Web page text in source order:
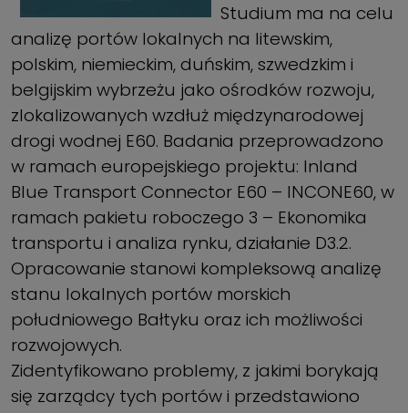
Studium ma na celu
analizę portów lokalnych na litewskim,
polskim, niemieckim, duńskim, szwedzkim i
belgijskim wybrzeżu jako ośrodków rozwoju,
zlokalizowanych wzdłuż międzynarodowej
drogi wodnej E60. Badania przeprowadzono
w ramach europejskiego projektu: Inland
Blue Transport Connector E60 – INCONE60, w
ramach pakietu roboczego 3 – Ekonomika
transportu i analiza rynku, działanie D3.2.
Opracowanie stanowi kompleksową analizę
stanu lokalnych portów morskich
południowego Bałtyku oraz ich możliwości
rozwojowych.
Zidentyfikowano problemy, z jakimi borykają
się zarządcy tych portów i przedstawiono